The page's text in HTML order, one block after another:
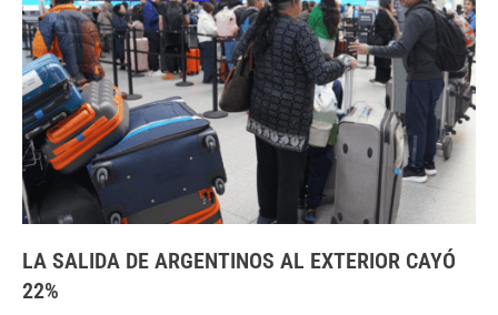
LA SALIDA DE ARGENTINOS AL EXTERIOR CAYÓ
22%